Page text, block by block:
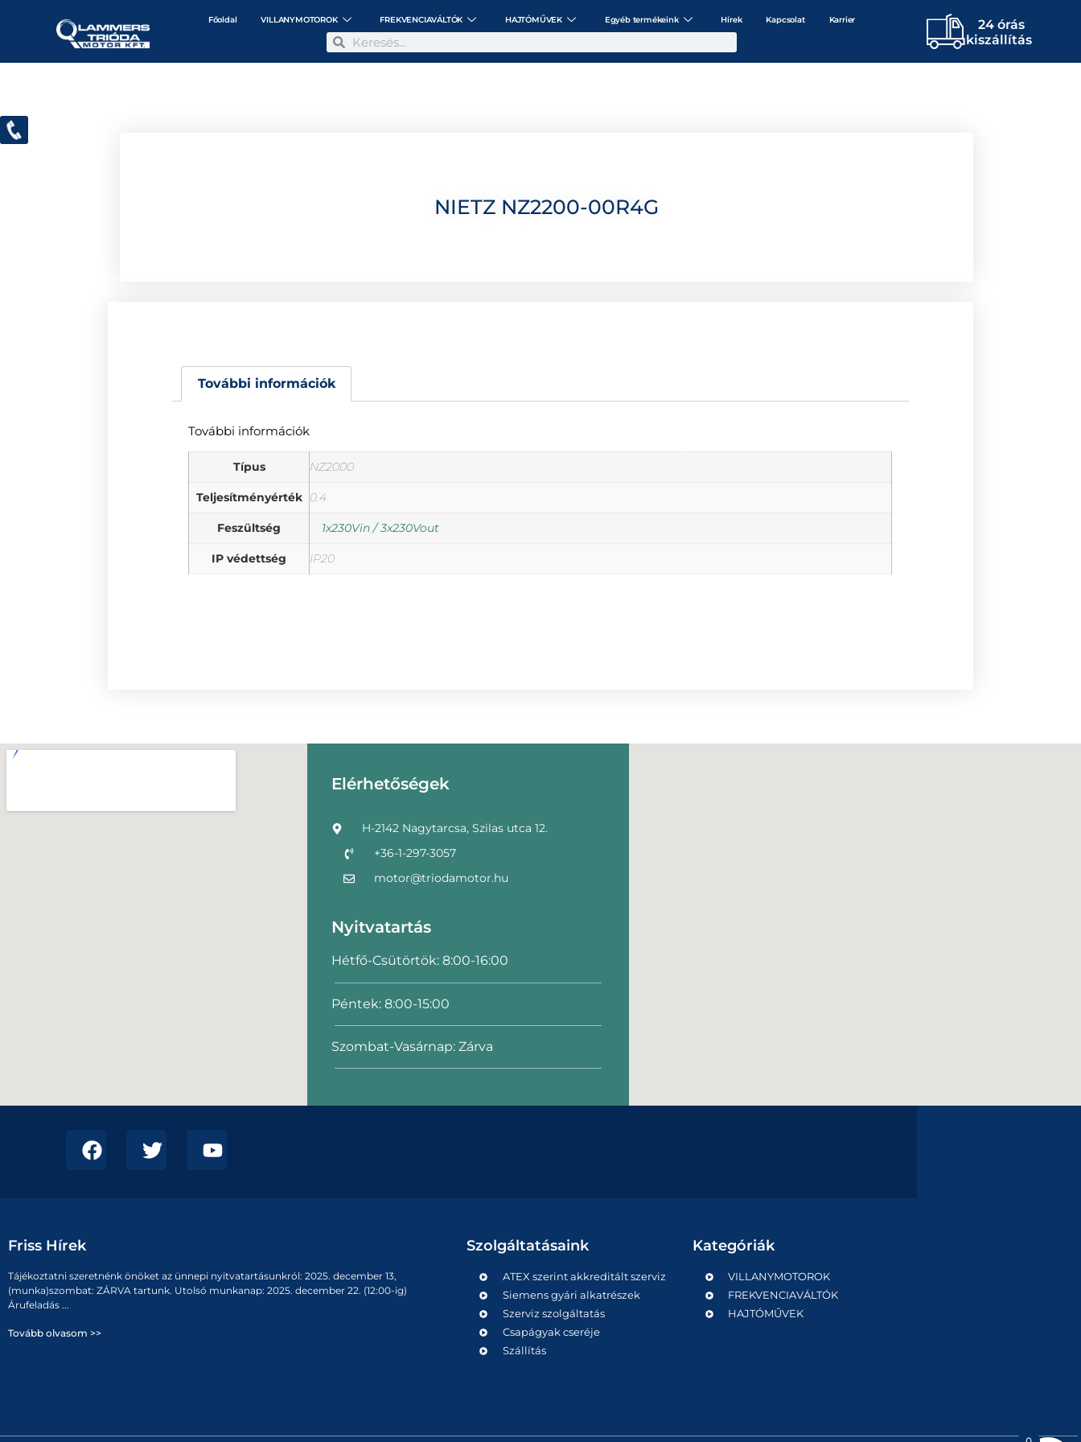
Főoldal VILLANYMOTOROK FREKVENCIAVÁLTÓK HAJTÓMŰVEK Egyéb termékeink Hírek Kapcsolat Karrier
24 órás
kiszállítás
NIETZ NZ2200-00R4G
További információk
További információk
Típus NZ2000
Teljesítményérték 0.4
Feszültség 1x230Vin / 3x230Vout
IP védettség IP20
Elérhetőségek
H-2142 Nagytarcsa, Szilas utca 12.
+36-1-297-3057
motor@triodamotor.hu
Nyitvatartás
Hétfő-Csütörtök: 8:00-16:00
Péntek: 8:00-15:00
Szombat-Vasárnap: Zárva
Friss Hírek
Tájékoztatni szeretnénk önöket az ünnepi nyitvatartásunkról: 2025. december 13,
(munka)szombat: ZÁRVA tartunk. Utolsó munkanap: 2025. december 22. (12:00-ig)
Árufeladás ...
Tovább olvasom >>
Szolgáltatásaink
ATEX szerint akkreditált szerviz
Siemens gyári alkatrészek
Szerviz szolgáltatás
Csapágyak cseréje
Szállítás
Kategóriák
VILLANYMOTOROK
FREKVENCIAVÁLTÓK
HAJTÓMŰVEK